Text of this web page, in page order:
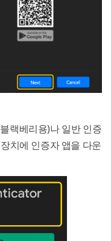
랙베리용)나 일반 인증
치에 인증자 앱을 다운